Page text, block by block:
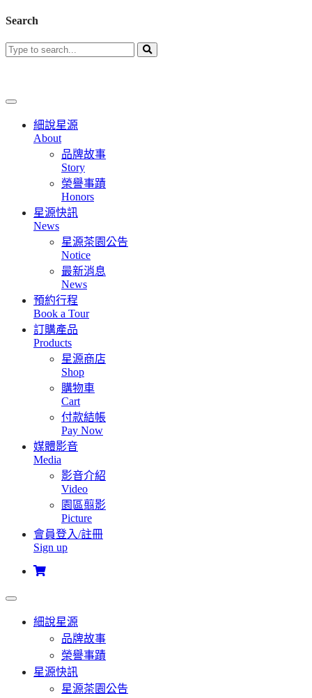
Search
細說星源
About
品牌故事
Story
榮譽事蹟
Honors
星源快訊
News
星源茶園公告
Notice
最新消息
News
預約行程
Book a Tour
訂購產品
Products
星源商店
Shop
購物車
Cart
付款結帳
Pay Now
媒體影音
Media
影音介紹
Video
園區翦影
Picture
會員登入/註冊
Sign up
細說星源
品牌故事
榮譽事蹟
星源快訊
星源茶園公告